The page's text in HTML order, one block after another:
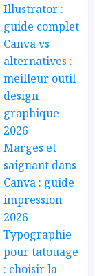
Illustrator :
guide complet
Canva vs
alternatives :
meilleur outil
design
graphique
2026
Marges et
saignant dans
Canva : guide
impression
2026
Typographie
pour tatouage
: choisir la